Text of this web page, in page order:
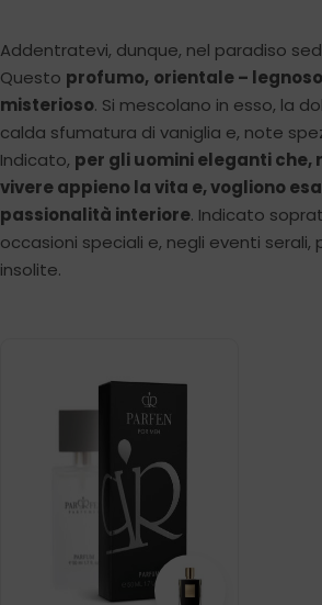
Addentratevi, dunque, nel paradiso
Questo profumo, orientale –
misterioso. Si mescolano in esso, la
calda sfumatura di vaniglia e, note
Indicato, per gli uomini eleganti che,
vivere appieno la vita e, vogliono
passionalità interiore. Indicato
occasioni speciali e, negli eventi serali,
insolite.